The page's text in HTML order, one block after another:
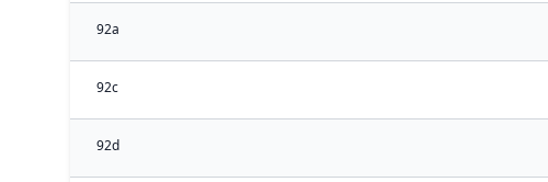
92a
92c
92d